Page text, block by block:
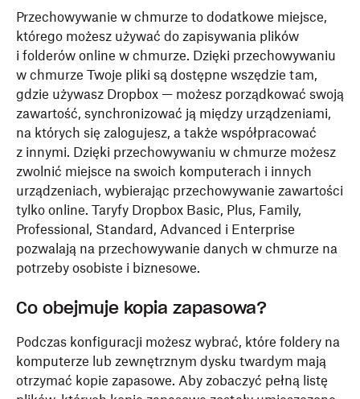
Przechowywanie w chmurze to dodatkowe miejsce,
którego możesz używać do zapisywania plików
i folderów online w chmurze. Dzięki przechowywaniu
w chmurze Twoje pliki są dostępne wszędzie tam,
gdzie używasz Dropbox — możesz porządkować swoją
zawartość, synchronizować ją między urządzeniami,
na których się zalogujesz, a także współpracować
z innymi. Dzięki przechowywaniu w chmurze możesz
zwolnić miejsce na swoich komputerach i innych
urządzeniach, wybierając przechowywanie zawartości
tylko online. Taryfy Dropbox Basic, Plus, Family,
Professional, Standard, Advanced i Enterprise
pozwalają na przechowywanie danych w chmurze na
potrzeby osobiste i biznesowe.
Co obejmuje kopia zapasowa?
Podczas konfiguracji możesz wybrać, które foldery na
komputerze lub zewnętrznym dysku twardym mają
otrzymać kopie zapasowe. Aby zobaczyć pełną listę